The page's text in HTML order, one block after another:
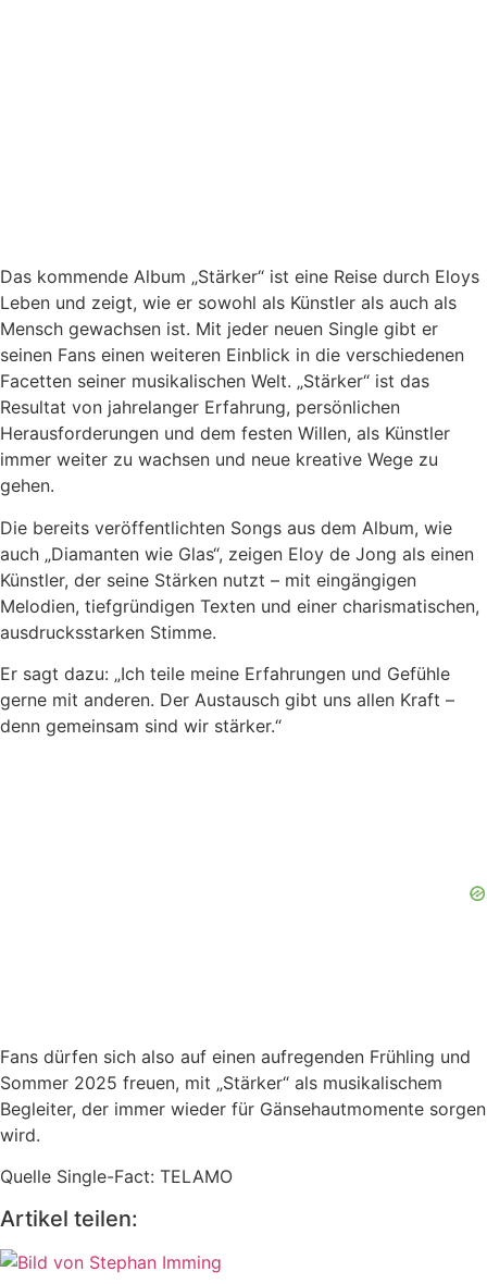
Das kommende Album „Stärker“ ist eine Reise durch Eloys
Leben und zeigt, wie er sowohl als Künstler als auch als
Mensch gewachsen ist. Mit jeder neuen Single gibt er
seinen Fans einen weiteren Einblick in die verschiedenen
Facetten seiner musikalischen Welt. „Stärker“ ist das
Resultat von jahrelanger Erfahrung, persönlichen
Herausforderungen und dem festen Willen, als Künstler
immer weiter zu wachsen und neue kreative Wege zu
gehen.
Die bereits veröffentlichten Songs aus dem Album, wie
auch „Diamanten wie Glas“, zeigen Eloy de Jong als einen
Künstler, der seine Stärken nutzt – mit eingängigen
Melodien, tiefgründigen Texten und einer charismatischen,
ausdrucksstarken Stimme.
Er sagt dazu: „Ich teile meine Erfahrungen und Gefühle
gerne mit anderen. Der Austausch gibt uns allen Kraft –
denn gemeinsam sind wir stärker.“
Fans dürfen sich also auf einen aufregenden Frühling und
Sommer 2025 freuen, mit „Stärker“ als musikalischem
Begleiter, der immer wieder für Gänsehautmomente sorgen
wird.
Quelle Single-Fact: TELAMO
Artikel teilen: